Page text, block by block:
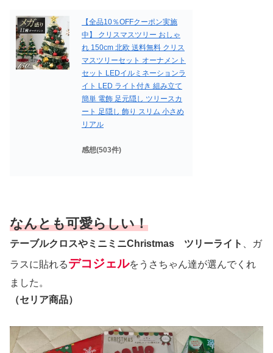
【全品10％OFFクーポン実施
中】 クリスマスツリー おしゃ
れ 150cm 北欧 送料無料 クリス
マスツリーセット オーナメント
セット LEDイルミネーションラ
イト LED ライト付き 組み立て
簡単 電飾 足元隠し ツリースカ
ート 足隠し 飾り スリム 小さめ
リアル
感想(503件)
なんとも可愛らしい！
テーブルクロスやミニミニChristmas ツリーライト
、ガ
ラスに貼れるデコジェルをうさちゃん達が選んでくれ
ました。
（セリア商品）